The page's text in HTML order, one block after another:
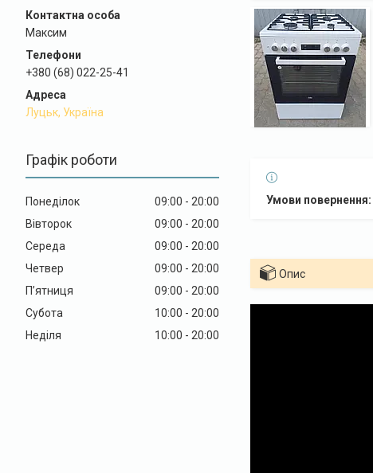
Максим
+380 (68) 022-25-41
Луцьк, Україна
Графік роботи
Понеділок 09:00
20:00
Вівторок
09:00
20:00
Середа
09:00
20:00
Четвер
09:00
20:00
Пʼятниця
09:00
20:00
Субота
10:00
20:00
Неділя
10:00 20:00
Опис